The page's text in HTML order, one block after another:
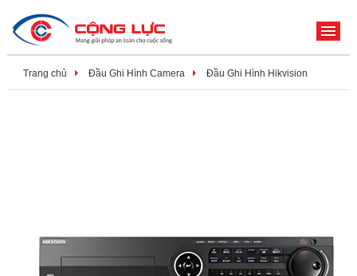
Trang chủ Đầu Ghi Hình Camera Đầu Ghi Hình Hikvision